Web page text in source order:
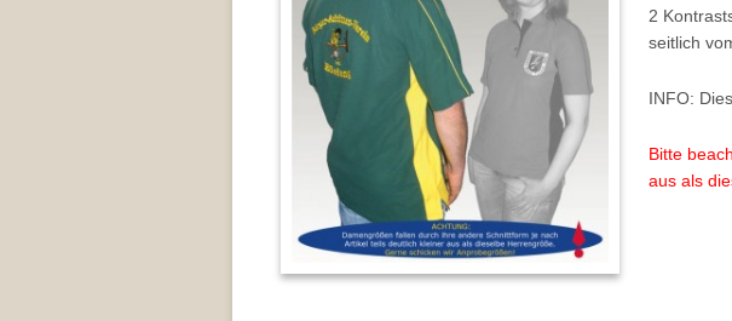
2
seitlich
INFO:
Bitte
aus als